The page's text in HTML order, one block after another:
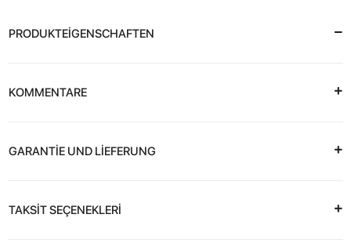
PRODUKTEİGENSCHAFTEN
KOMMENTARE
GARANTİE UND LİEFERUNG
TAKSİT SEÇENEKLERİ